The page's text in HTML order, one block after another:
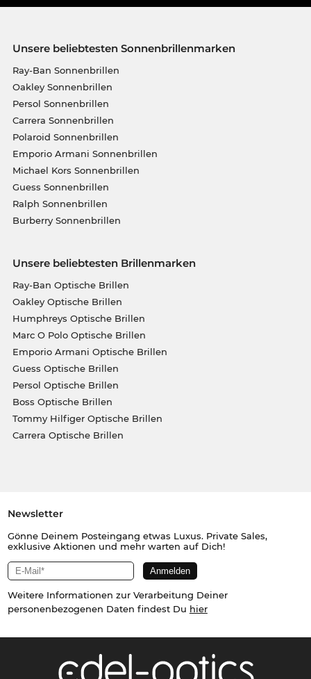
Unsere beliebtesten Sonnenbrillenmarken
Ray-Ban Sonnenbrillen
Oakley Sonnenbrillen
Persol Sonnenbrillen
Carrera Sonnenbrillen
Polaroid Sonnenbrillen
Emporio Armani Sonnenbrillen
Michael Kors Sonnenbrillen
Guess Sonnenbrillen
Ralph Sonnenbrillen
Burberry Sonnenbrillen
Unsere beliebtesten Brillenmarken
Ray-Ban Optische Brillen
Oakley Optische Brillen
Humphreys Optische Brillen
Marc O Polo Optische Brillen
Emporio Armani Optische Brillen
Guess Optische Brillen
Persol Optische Brillen
Boss Optische Brillen
Tommy Hilfiger Optische Brillen
Carrera Optische Brillen
Newsletter
Gönne Deinem Posteingang etwas Luxus. Private Sales,
exklusive Aktionen und mehr warten auf Dich!
Weitere Informationen zur Verarbeitung Deiner
personenbezogenen Daten findest Du hier